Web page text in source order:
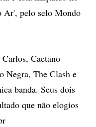
Ar', pelo selo Mondo
Caetano
Negra, The Clash e
banda. Seus dois
que não elogios